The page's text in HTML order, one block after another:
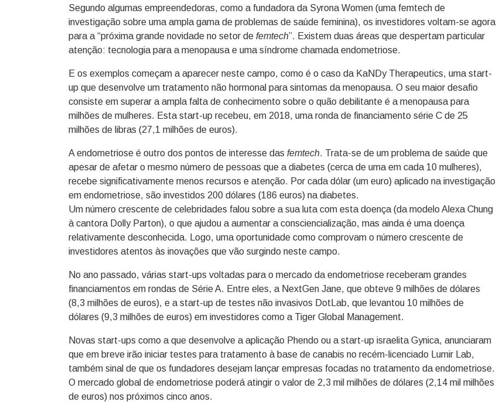
Segundo algumas empreendedoras, como a fundadora da Syrona Women (uma femtech de
investigação sobre uma ampla gama de problemas de saúde feminina), os investidores voltam-se agora
para a “próxima grande novidade no setor de femtech”. Existem duas áreas que despertam particular
atenção: tecnologia para a menopausa e uma síndrome chamada endometriose.
E os exemplos começam a aparecer neste campo, como é o caso da KaNDy Therapeutics, uma start-
up que desenvolve um tratamento não hormonal para sintomas da menopausa. O seu maior desafio
consiste em superar a ampla falta de conhecimento sobre o quão debilitante é a menopausa para
milhões de mulheres. Esta start-up recebeu, em 2018, uma ronda de financiamento série C de 25
milhões de libras (27,1 milhões de euros).
A endometriose é outro dos pontos de interesse das femtech. Trata-se de um problema de saúde que
apesar de afetar o mesmo número de pessoas que a diabetes (cerca de uma em cada 10 mulheres),
recebe significativamente menos recursos e atenção. Por cada dólar (um euro) aplicado na investigação
em endometriose, são investidos 200 dólares (186 euros) na diabetes.
Um número crescente de celebridades falou sobre a sua luta com esta doença (da modelo Alexa Chung
à cantora Dolly Parton), o que ajudou a aumentar a consciencialização, mas ainda é uma doença
relativamente desconhecida. Logo, uma oportunidade como comprovam o número crescente de
investidores atentos às inovações que vão surgindo neste campo.
No ano passado, várias start-ups voltadas para o mercado da endometriose receberam grandes
financiamentos em rondas de Série A. Entre eles, a NextGen Jane, que obteve 9 milhões de dólares
(8,3 milhões de euros), e a start-up de testes não invasivos DotLab, que levantou 10 milhões de
dólares (9,3 milhões de euros) em investidores como a Tiger Global Management.
Novas start-ups como a que desenvolve a aplicação Phendo ou a start-up israelita Gynica, anunciaram
que em breve irão iniciar testes para tratamento à base de canabis no recém-licenciado Lumir Lab,
também sinal de que os fundadores desejam lançar empresas focadas no tratamento da endometriose.
O mercado global de endometriose poderá atingir o valor de 2,3 mil milhões de dólares (2,14 mil milhões
de euros) nos próximos cinco anos.